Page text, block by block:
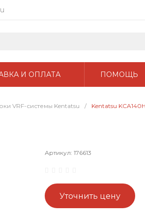
И ОПЛАТА ПОМОЩЬ
VRF-системы Kentatsu / Kentatsu
Артикул: 176613
Уточнить цену